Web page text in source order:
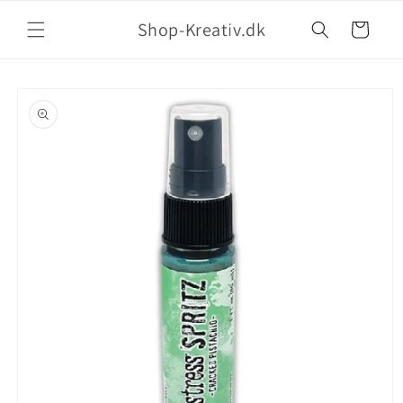
Shop-Kreativ.dk Indkøbskurv